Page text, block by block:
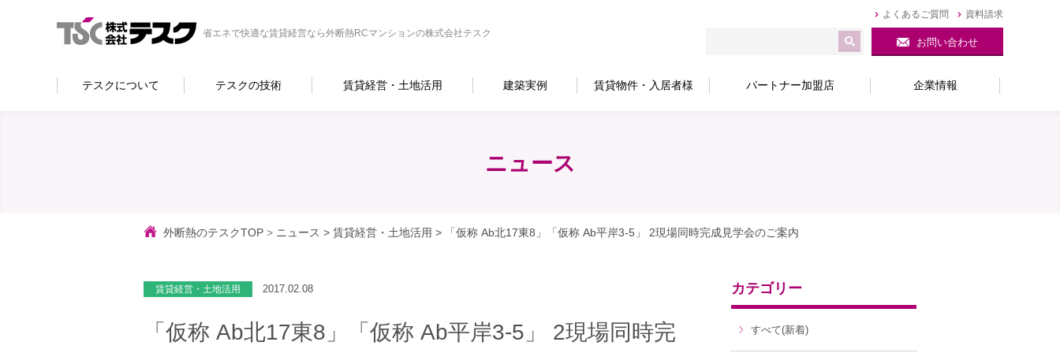
省エネで快適な賃貸経営なら外断熱RCマンションの株式会社テスク
資料請求
よくあるご質問
お問い合わせ
テスクについて テスクの技術 賃貸経営・土地活用 建築実例 賃貸物件・入居者様 パートナー加盟店 企業情報
ニュース
外断熱のテスクTOP > ニュース > 賃貸経営・土地活用 > 「仮称 Ab北17東8」「仮称 Ab平岸3-5」 2現場同時完成見学会のご案内
カテゴリー
すべて(新着)
賃貸経営・土地活用 2017.02.08
「仮称 Ab北17東8」「仮称 Ab平岸3-5」 2現場同時完